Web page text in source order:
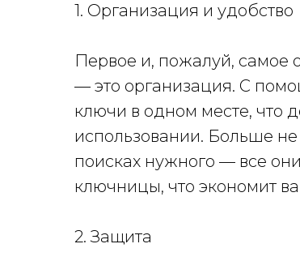
1. Организация и удобство
Первое и, пожалуй, самое
— это организация. С
ключи в одном месте, что
использовании. Больше
поисках нужного — все
ключницы, что экономит
2. Защита